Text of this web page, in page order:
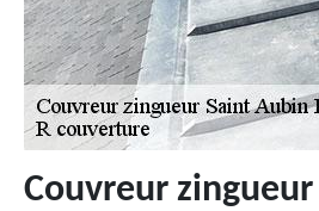
Couvreur zingueur